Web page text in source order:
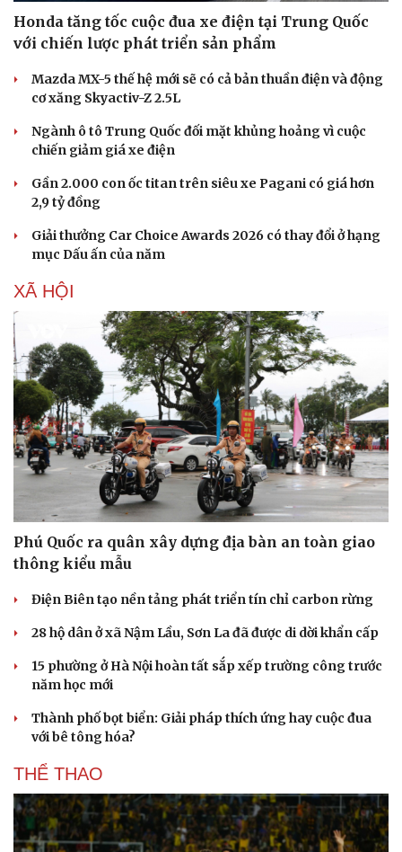
Doanh nghiệp
Doanh nghiệp 24h
Doanh nhân
Công nghệ
Tin Công nghệ
Honda tăng tốc cuộc đua xe điện tại Trung Quốc
với chiến lược phát triển sản phẩm
Mazda MX-5 thế hệ mới sẽ có cả bản thuần điện và động
cơ xăng Skyactiv-Z 2.5L
Ngành ô tô Trung Quốc đối mặt khủng hoảng vì cuộc
chiến giảm giá xe điện
Gần 2.000 con ốc titan trên siêu xe Pagani có giá hơn
2,9 tỷ đồng
Giải thưởng Car Choice Awards 2026 có thay đổi ở hạng
mục Dấu ấn của năm
XÃ HỘI
Phú Quốc ra quân xây dựng địa bàn an toàn giao
thông kiểu mẫu
Điện Biên tạo nền tảng phát triển tín chỉ carbon rừng
28 hộ dân ở xã Nậm Lầu, Sơn La đã được di dời khẩn cấp
15 phường ở Hà Nội hoàn tất sắp xếp trường công trước
năm học mới
Thành phố bọt biển: Giải pháp thích ứng hay cuộc đua
với bê tông hóa?
THỂ THAO